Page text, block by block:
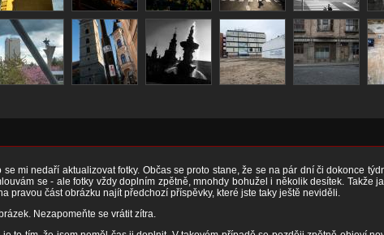
mi nedaří aktualizovat fotky. Občas se proto stane, že se na pár dní či dokonce
se - ale fotky vždy doplním zpětně, mnohdy bohužel i několik desítek. Takže
pravou část obrázku najít předchozí příspěvky, které jste taky ještě neviděli.
Nezapomeňte se vrátit zítra.